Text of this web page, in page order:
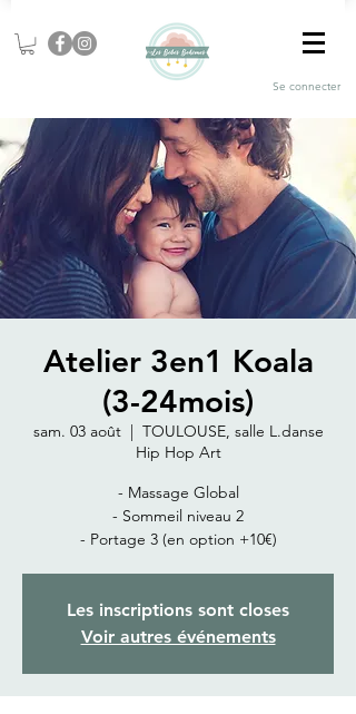
Se connecter
Atelier 3en1 Koala
(3-24mois)
sam. 03 août
  |
TOULOUSE, salle L.danse
Hip Hop Art
- Massage Global
- Sommeil niveau 2
- Portage 3 (en option +10€)
Les inscriptions sont closes
Voir autres événements